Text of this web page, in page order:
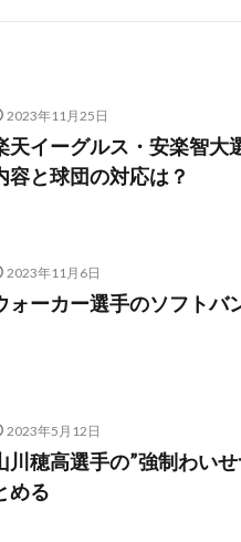
2023年11月25日
天イーグルス・安楽智大
容と球団の対応は？
2023年11月6日
ォーカー選手のソフトバ
2023年5月12日
川穂高選手の”強制わい
める